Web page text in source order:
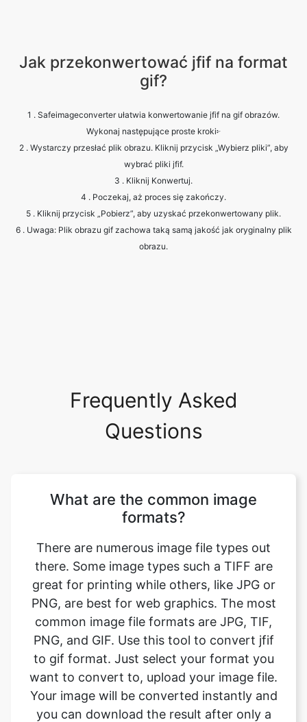
1 . Safeimageconverter ułatwia konwertowanie jfif na gif obrazów.
Wykonaj następujące proste kroki፦
2 . Wystarczy przesłać plik obrazu. Kliknij przycisk „Wybierz pliki”, aby
3 . Kliknij Konwertuj.
4 . Poczekaj, aż proces się zakończy.
5 . Kliknij przycisk „Pobierz”, aby uzyskać przekonwertowany plik.
6 . Uwaga: Plik obrazu gif zachowa taką samą jakość jak oryginalny plik
obrazu.
What are the common image
there. Some image types such a TIFF are
great for printing while others, like JPG or
PNG, are best for web graphics. The most
common image file formats are JPG, TIF,
PNG, and GIF. Use this tool to convert jfif
to gif format. Just select your format you
want to convert to, upload your image file.
Your image will be converted instantly and
you can download the result after only a
couple of seconds.